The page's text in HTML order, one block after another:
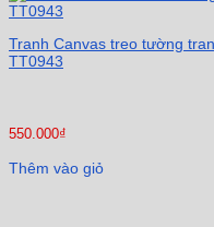
Tranh Canvas treo tường
TT0943
550.000₫
Thêm vào giỏ